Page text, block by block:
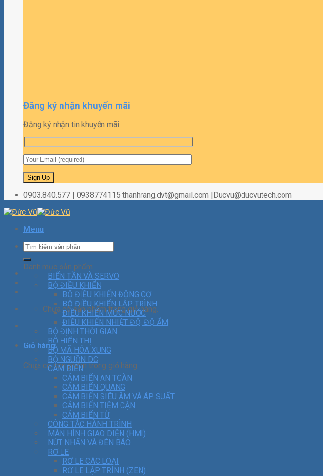
Đăng ký nhận khuyến mãi
Đăng ký nhận tin khuyến mãi
0903.840.577 | 0938774115 thanhrang.dvt@gmail.com |Ducvu@ducvutech.com
Menu
Chưa có sản phẩm trong giỏ hàng.
Giỏ hàng
Chưa có sản phẩm trong giỏ hàng.
Danh mục sản phẩm
BIẾN TẦN VÀ SERVO
BỘ ĐIỀU KHIỂN
BỘ ĐIỀU KHIỂN ĐỘNG CƠ
BỘ ĐIỀU KHIỂN LẬP TRÌNH
ĐIỀU KHIỂN MỨC NƯỚC
ĐIỀU KHIỂN NHIỆT ĐỘ, ĐỘ ẨM
BỘ ĐỊNH THỜI GIAN
BỘ HIỂN THỊ
BỘ MÃ HÓA XUNG
BỘ NGUỒN DC
CẢM BIẾN
CẢM BIẾN AN TOÀN
CẢM BIẾN QUANG
CẢM BIẾN SIÊU ÂM VÀ ÁP SUẤT
CẢM BIẾN TIỆM CẬN
CẢM BIẾN TỪ
CÔNG TẮC HÀNH TRÌNH
MÀN HÌNH GIAO DIỆN (HMI)
NÚT NHẤN VÀ ĐÈN BÁO
RƠ LE
RƠ LE CÁC LOẠI
RƠ LE LẬP TRÌNH (ZEN)